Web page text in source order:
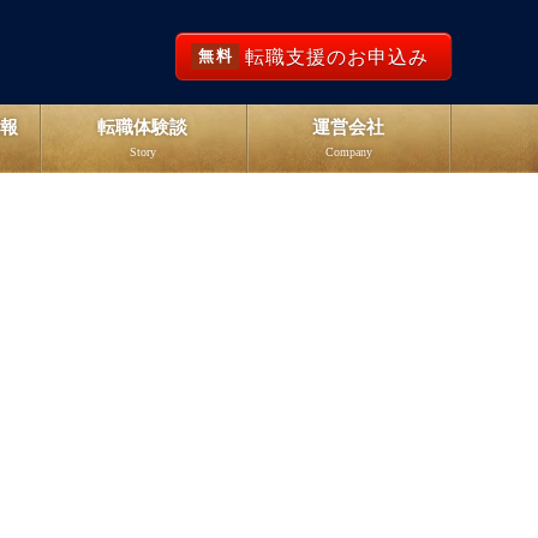
無料 転職支援のお申込み
転職体験談
Story
運営会社
Company